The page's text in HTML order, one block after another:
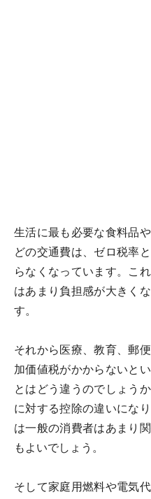
生活に最も必要な食料品
どの交通費は、ゼロ税率
らなくなっています。こ
はあまり負担感が大きく
す。
それから医療、教育、郵
加価値税がかからないと
とはどう違うのでしょう
に対する控除の違いにな
は一般の消費者はあまり
もよいでしょう。
そして家庭用燃料や電気